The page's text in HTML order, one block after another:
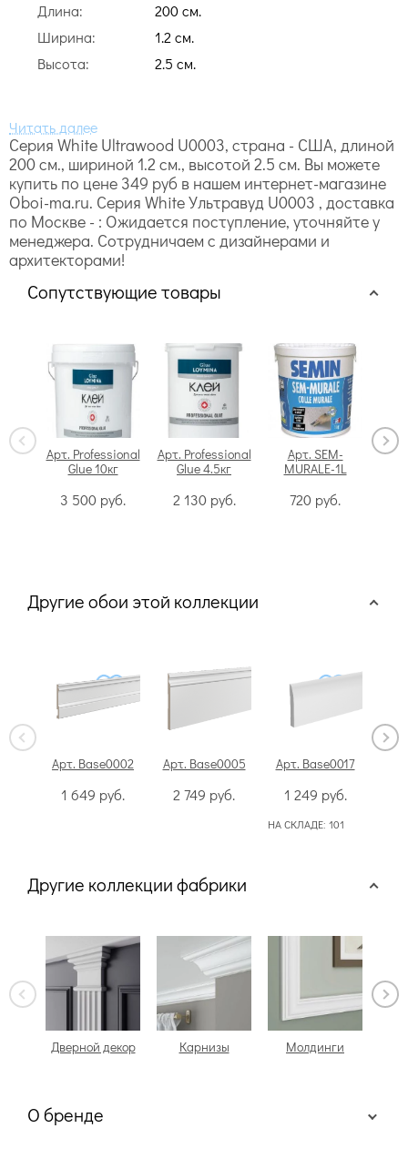
Длина:
200 cм.
Ширина:
1.2 cм.
Высота:
2.5 cм.
Серия White Ultrawood U0003, страна - США, длиной
200 cм., шириной 1.2 cм., высотой 2.5 cм. Вы можете
купить по цене 349 руб в нашем интернет-магазине
Oboi-ma.ru. Серия White Ультравуд U0003 , доставка
по Москве - : Ожидается поступление, уточняйте у
менеджера. Сотрудничаем с дизайнерами и
архитекторами!
Сопутствующие товары
Арт. Professional
Glue 10кг
3 500 руб.
Арт. Professional
Glue 4.5кг
2 130 руб.
Арт. SEM-
MURALE-1L
720 руб.
Другие обои этой коллекции
Арт. Base0002
1 649 руб.
Арт. Base0005
2 749 руб.
Арт. Base0017
1 249 руб.
НА СКЛАДЕ: 101
Другие коллекции фабрики
Дверной декор Карнизы Молдинги
О бренде